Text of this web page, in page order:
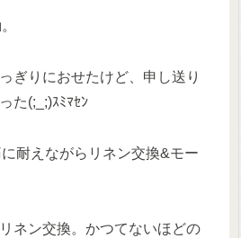
ぎりにおせたけど、申し送り
た(;_;)ｽﾐﾏｾﾝ
耐えながらリネン交換&モー
ネン交換。かつてないほどの